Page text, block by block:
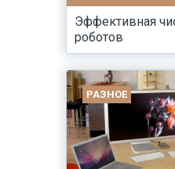
Эффективная
роботов
РАЗНОЕ